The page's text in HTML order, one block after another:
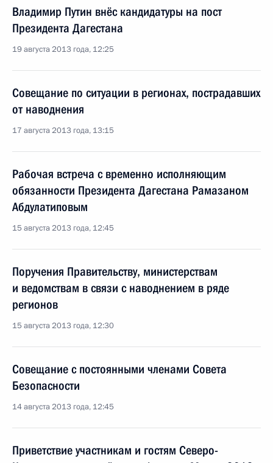
Владимир Путин внёс кандидатуры на пост
Президента Дагестана
19 августа 2013 года, 12:25
Совещание по ситуации в регионах, пострадавших
от наводнения
17 августа 2013 года, 13:15
Рабочая встреча с временно исполняющим
обязанности Президента Дагестана Рамазаном
Абдулатиповым
15 августа 2013 года, 12:45
Поручения Правительству, министерствам
и ведомствам в связи с наводнением в ряде
регионов
15 августа 2013 года, 12:30
Совещание с постоянными членами Совета
Безопасности
14 августа 2013 года, 12:45
Приветствие участникам и гостям Северо-